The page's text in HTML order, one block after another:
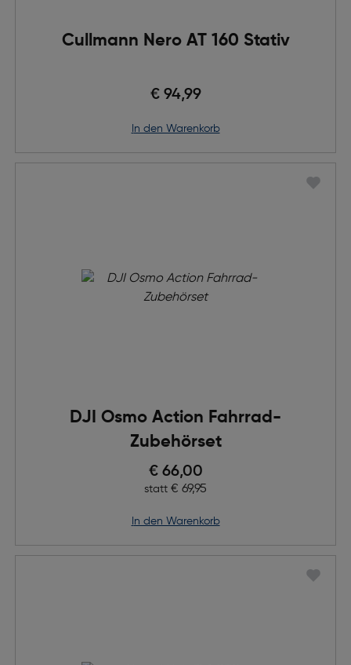
Cullmann Nero AT 160 Stativ
€ 94,99
in den Warenkorb
DJI Osmo Action Fahrrad-
Zubehörset
Preis nach Rabatts
€ 66,00
statt Ursprünglicher Preis
€ 69,95
in den Warenkorb